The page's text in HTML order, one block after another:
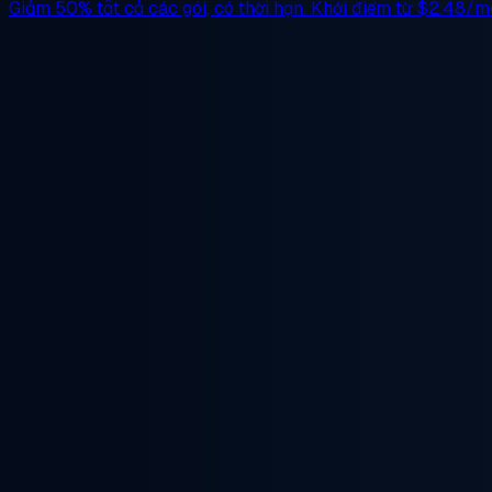
Giảm 50% tất cả các gói, có thời hạn. Khởi điểm từ$2.48/